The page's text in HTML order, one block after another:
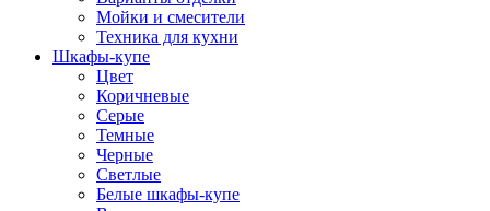
Мойки и смесители
Техника для кухни
Шкафы-купе
Цвет
Коричневые
Серые
Темные
Черные
Светлые
Белые шкафы-купе